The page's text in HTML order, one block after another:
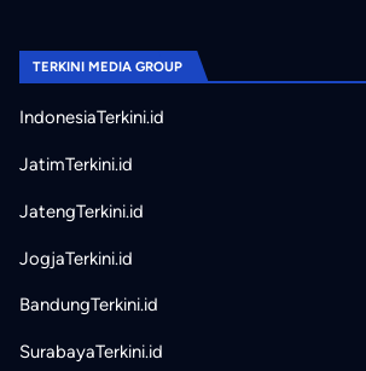
TERKINI MEDIA GROUP
IndonesiaTerkini.id
JatimTerkini.id
JatengTerkini.id
JogjaTerkini.id
BandungTerkini.id
SurabayaTerkini.id